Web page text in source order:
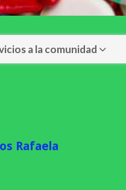
a la comunidad
Rafaela